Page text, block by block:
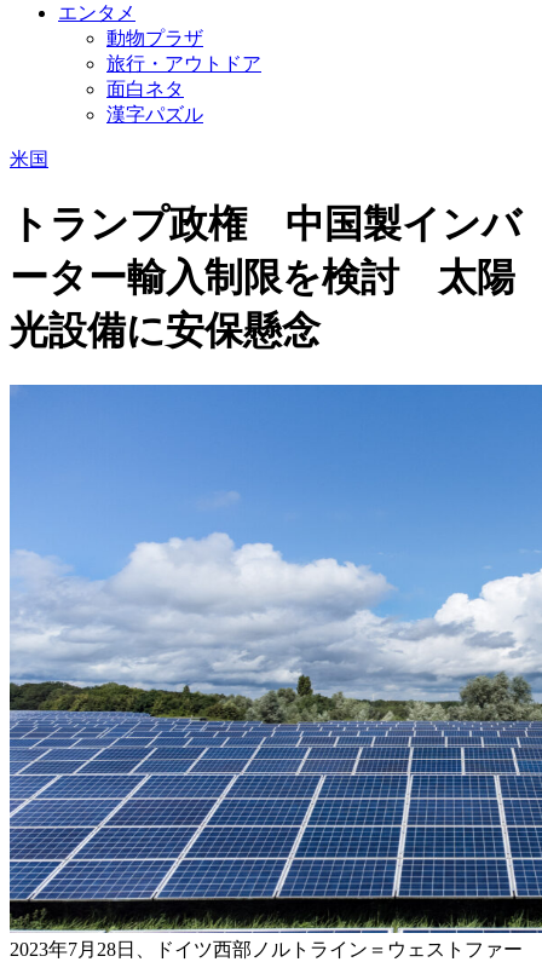
エンタメ
動物プラザ
旅行・アウトドア
面白ネタ
漢字パズル
米国
トランプ政権 中国製インバ
ーター輸入制限を検討 太陽
光設備に安保懸念
2023年7月28日、ドイツ西部ノルトライン＝ウェストファー